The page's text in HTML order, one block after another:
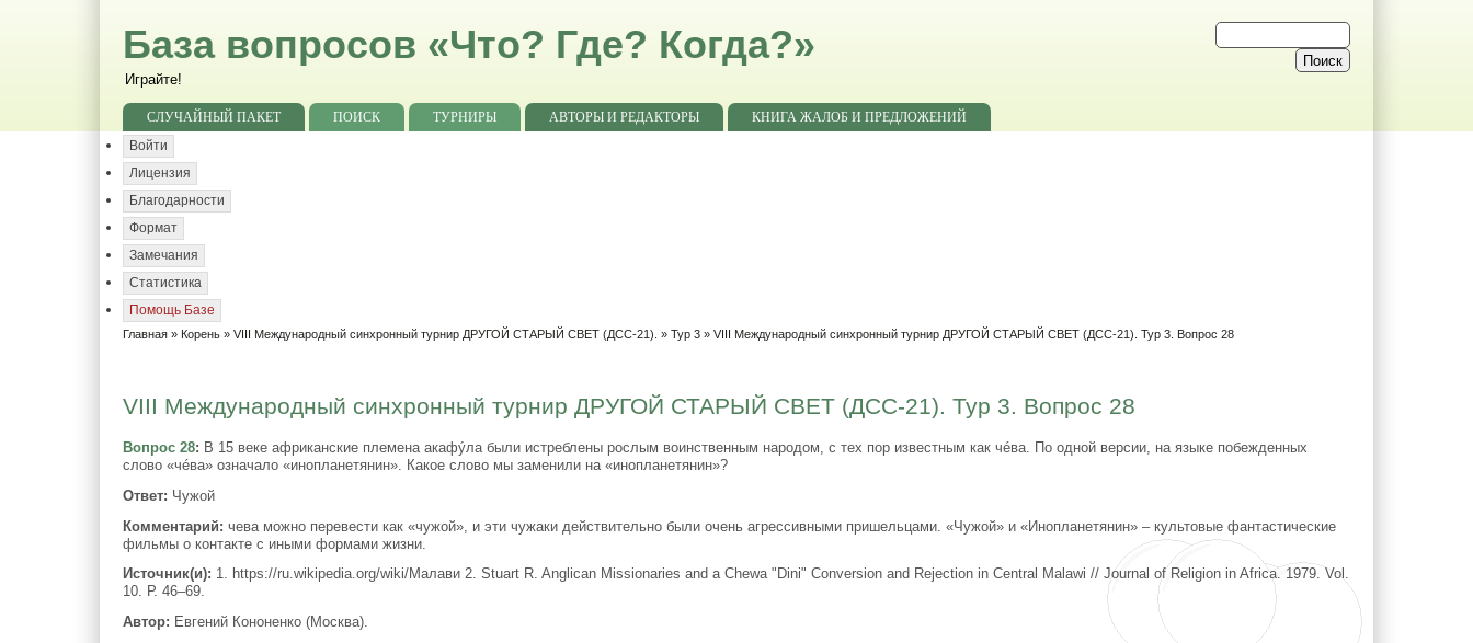
База вопросов «Что? Где? Когда?»
Играйте!
СЛУЧАЙНЫЙ ПАКЕТ ПОИСК ТУРНИРЫ АВТОРЫ И РЕДАКТОРЫ
КНИГА ЖАЛОБ И ПРЕДЛОЖЕНИЙ
Войти
Лицензия
Благодарности
Формат
Замечания
Статистика
Помощь Базе
Главная » Корень »VIII Международный синхронный турнир ДРУГОЙ СТАРЫЙ СВЕТ (ДСС-21). »Тур 3 » VIII Международный синхронный турнир ДРУГОЙ СТАРЫЙ СВЕТ (ДСС-21). Тур 3. Вопрос 28
VIII Международный синхронный турнир ДРУГОЙ СТАРЫЙ СВЕТ (ДСС-21). Тур 3. Вопрос 28
Вопрос 28: В 15 веке африканские племена акафýла были истреблены рослым воинственным народом, с тех пор известным как чéва. По одной версии, на языке побежденных
слово «чéва» означало «инопланетянин». Какое слово мы заменили на «инопланетянин»?
Ответ: Чужой
Комментарий: чева можно перевести как «чужой», и эти чужаки действительно были очень агрессивными пришельцами. «Чужой» и «Инопланетянин» – культовые фантастические
фильмы о контакте с иными формами жизни.
Источник(и): 1. https://ru.wikipedia.org/wiki/Малави 2. Stuart R. Anglican Missionaries and a Chewa "Dini" Conversion and Rejection in Central Malawi // Journal of Religion in Africa. 1979. Vol.
10. Р. 46–69.
Автор: Евгений Кононенко (Москва).